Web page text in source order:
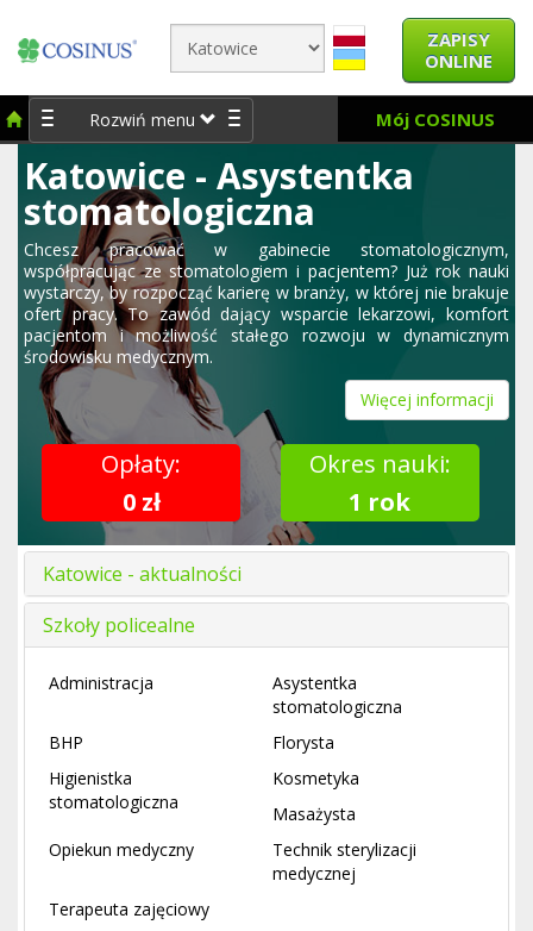
ZAPISY
ONLINE
Rozwiń menu Mój COSINUS
Katowice - Asystentka
stomatologiczna
Chcesz pracować w gabinecie stomatologicznym,
współpracując ze stomatologiem i pacjentem? Już rok nauki
wystarczy, by rozpocząć karierę w branży, w której nie brakuje
ofert pracy. To zawód dający wsparcie lekarzowi, komfort
pacjentom i możliwość stałego rozwoju w dynamicznym
środowisku medycznym.
Więcej informacji
Opłaty:
0 zł
Okres nauki:
1 rok
Katowice - aktualności
Szkoły policealne
Administracja
Asystentka
stomatologiczna
BHP
Florysta
Higienistka
stomatologiczna
Kosmetyka
Masażysta
Opiekun medyczny
Technik sterylizacji
medycznej
Terapeuta zajęciowy